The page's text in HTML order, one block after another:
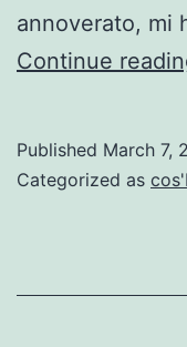
annoverato, mi
Continue
Published March 7,
Categorized as